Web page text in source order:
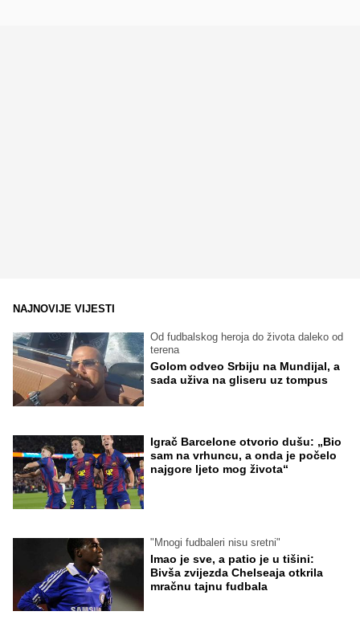
NAJNOVIJE VIJESTI
Od fudbalskog heroja do života daleko od
terena
Golom odveo Srbiju na Mundijal, a
sada uživa na gliseru uz tompus
Igrač Barcelone otvorio dušu: „Bio
sam na vrhuncu, a onda je počelo
najgore ljeto mog života“
"Mnogi fudbaleri nisu sretni"
Imao je sve, a patio je u tišini:
Bivša zvijezda Chelseaja otkrila
mračnu tajnu fudbala